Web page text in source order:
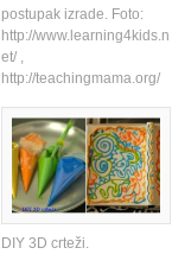
postupak izrade. Foto:
http://www.learning4kids.n
et/ ,
http://teachingmama.org/
DIY 3D crteži.